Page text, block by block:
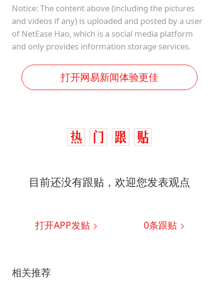
Notice: The content above (including the pictures
and videos if any) is uploaded and posted by a user
of NetEase Hao, which is a social media platform
and only provides information storage services.
打开网易新闻体验更佳
目前还没有跟贴，欢迎您发表观点
打开APP发贴 0条跟贴
相关推荐